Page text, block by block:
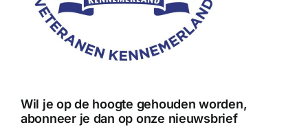
Wil je op de hoogte gehouden worden,
abonneer je dan op onze nieuwsbrief